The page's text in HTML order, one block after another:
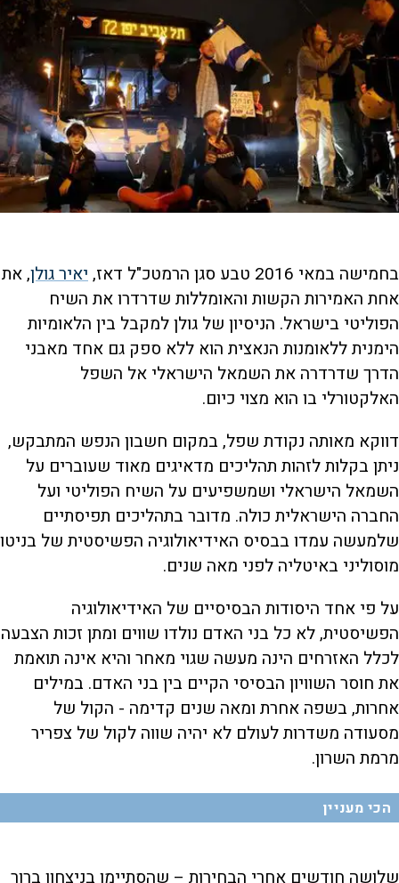
בחמישה במאי 2016 טבע סגן הרמטכ"ל דאז, יאיר גולן, את
אחת האמירות הקשות והאומללות שדרדרו את השיח
הפוליטי בישראל. הניסיון של גולן למקבל בין הלאומיות
הימנית ללאומנות הנאצית הוא ללא ספק גם אחד מאבני
הדרך שדרדרה את השמאל הישראלי אל השפל
האלקטורלי בו הוא מצוי כיום.
דווקא מאותה נקודת שפל, במקום חשבון הנפש המתבקש,
ניתן בקלות לזהות תהליכים מדאיגים מאוד שעוברים על
השמאל הישראלי ושמשפיעים על השיח הפוליטי ועל
החברה הישראלית כולה. מדובר בתהליכים תפיסתיים
שלמעשה עמדו בבסיס האידיאולוגיה הפשיסטית של בניטו
מוסוליני באיטליה לפני מאה שנים.
על פי אחד היסודות הבסיסיים של האידיאולוגיה
הפשיסטית, לא כל בני האדם נולדו שווים ומתן זכות הצבעה
לכלל האזרחים הינה מעשה שגוי מאחר והיא אינה תואמת
את חוסר השוויון הבסיסי הקיים בין בני האדם. במילים
אחרות, בשפה אחרת ומאה שנים קדימה - הקול של
מסעודה משדרות לעולם לא יהיה שווה לקול של צפריר
מרמת השרון.
הכי מעניין
שלושה חודשים אחרי הבחירות – שהסתיימו בניצחון ברור